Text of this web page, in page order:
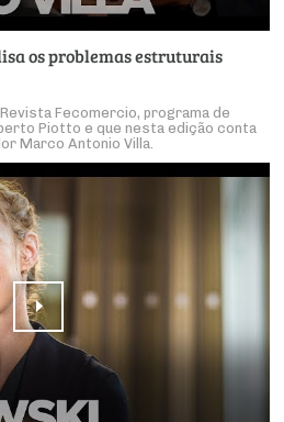
os problemas estruturais
Fecomercio, programa de
Piotto e que nesta edição conta
Marco Antonio Villa.